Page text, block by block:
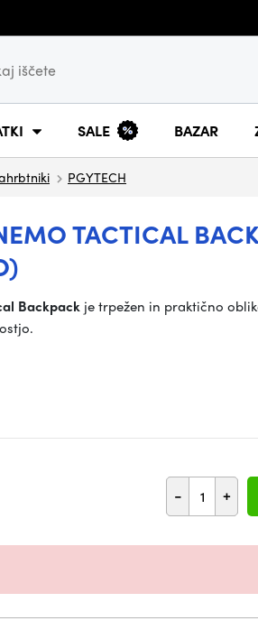
SALE BAZAR
PGYTECH
TACTICAL
Backpack je trpežen in praktično
- +